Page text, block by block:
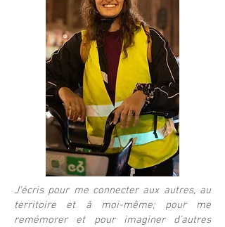
J’écris pour me connecter aux autres, au
territoire et à moi-même; pour me
remémorer et pour imaginer d'autres